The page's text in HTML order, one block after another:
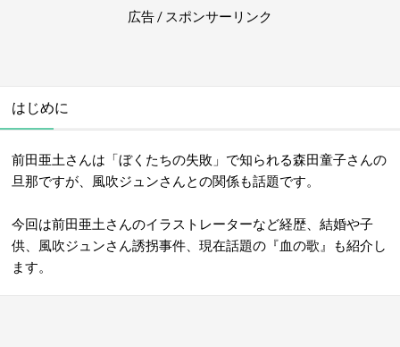
広告 / スポンサーリンク
はじめに
前田亜土さんは「ぼくたちの失敗」で知られる森田童子さんの
旦那ですが、風吹ジュンさんとの関係も話題です。
今回は前田亜土さんのイラストレーターなど経歴、結婚や子
供、風吹ジュンさん誘拐事件、現在話題の『血の歌』も紹介し
ます。